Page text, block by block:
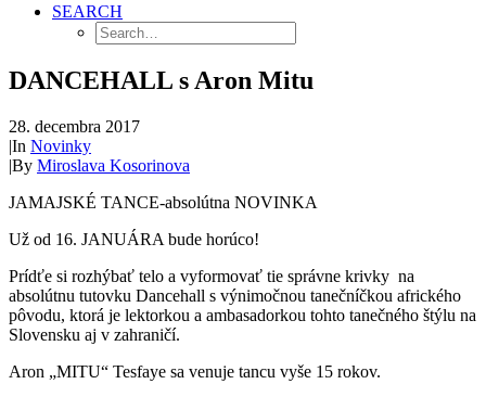
SEARCH
DANCEHALL s Aron Mitu
28. decembra 2017
|In Novinky
|By Miroslava Kosorinova
JAMAJSKÉ TANCE-absolútna NOVINKA
Už od 16. JANUÁRA bude horúco!
Prídťe si rozhýbať telo a vyformovať tie správne krivky na
absolútnu tutovku Dancehall s výnimočnou tanečníčkou afrického
pôvodu, ktorá je lektorkou a ambasadorkou tohto tanečného štýlu na
Slovensku aj v zahraničí.
Aron „MITU“ Tesfaye sa venuje tancu vyše 15 rokov.